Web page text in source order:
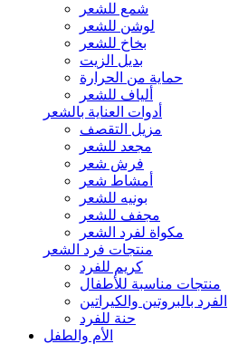
شمع للشعر
لوشن للشعر
بخاخ للشعر
بديل الزيت
حماية من الحرارة
ألياف للشعر
أدوات العناية بالشعر
مزيل التقصف
مجعد للشعر
فرش شعر
أمشاط شعر
بونيه للشعر
مجفف للشعر
مكواة لفرد الشعر
منتجات فرد الشعر
كريم للفرد
منتجات مناسبة للأطفال
الفرد بالبروتين والكيراتين
حنة للفرد
الأم والطفل